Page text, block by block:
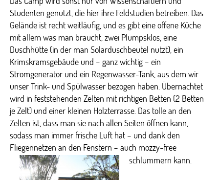
Studenten genutzt, die hier ihre Feldstudien betreiben. Das
Gelände ist recht weitläufig, und es gibt eine offene Küche
mit allem was man braucht, zwei Plumpsklos, eine
Duschhütte (in der man Solarduschbeutel nutzt), ein
Krimskramsgebäude und – ganz wichtig – ein
Stromgenerator und ein Regenwasser-Tank, aus dem wir
unser Trink- und Spülwasser bezogen haben. Übernachtet
wird in feststehenden Zelten mit richtigen Betten (2 Betten
je Zelt) und einer kleinen Holzterrasse. Das tolle an den
Zelten ist, dass man sie nach allen Seiten öffnen kann,
sodass man immer frische Luft hat – und dank den
Fliegennetzen an den Fenstern – auch mozzy-free
schlummern kann.